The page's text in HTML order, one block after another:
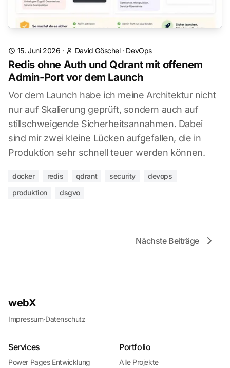
15. Juni 2026 · David Göschel· DevOps
Redis ohne Auth und Qdrant mit offenem
Admin-Port vor dem Launch
Vor dem Launch habe ich meine Architektur nicht
nur auf Skalierung geprüft, sondern auch auf
stillschweigende Sicherheitsannahmen. Dabei
sind mir zwei kleine Lücken aufgefallen, die in
Produktion sehr schnell teuer werden können.
docker redis qdrant security
devops
produktion
dsgvo
Nächste Beiträge
webX
Impressum·Datenschutz
Services
Power Pages Entwicklung
Portfolio
Alle Projekte